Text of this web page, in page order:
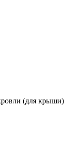
(для крыши)